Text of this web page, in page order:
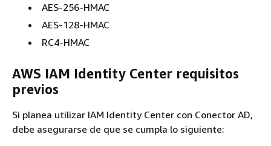
AES-256-HMAC
AES-128-HMAC
RC4-HMAC
AWS IAM Identity Center requisitos
previos
Si planea utilizar IAM Identity Center con Conector AD,
debe asegurarse de que se cumpla lo siguiente: